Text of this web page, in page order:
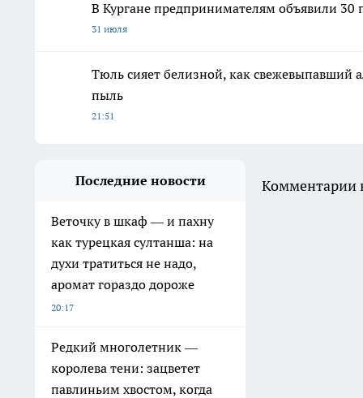
В Кургане предпринимателям объявили 30
31 июля
Тюль сияет белизной, как свежевыпавший
пыль
21:51
Последние новости
Веточку в шкаф — и пахну
как турецкая султанша: на
духи тратиться не надо,
аромат гораздо дороже
20:17
Редкий многолетник —
королева тени: зацветет
павлиньим хвостом, когда
Комментарии